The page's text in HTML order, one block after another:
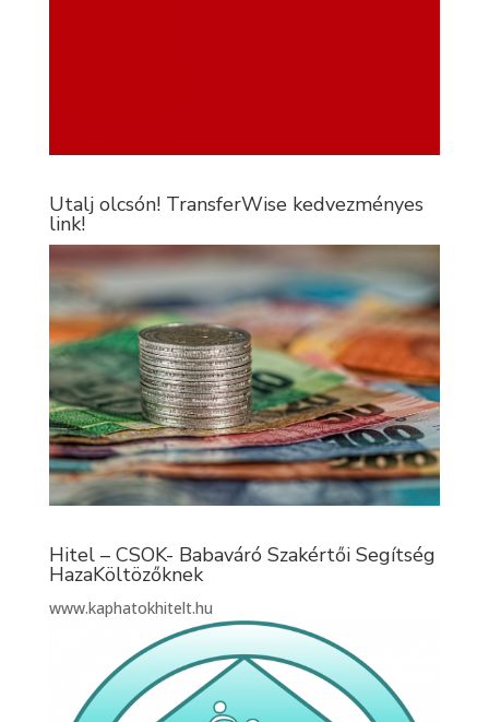
Utalj olcsón! TransferWise kedvezményes
link!
Hitel – CSOK- Babaváró Szakértői Segítség
HazaKöltözőknek
www.kaphatokhitelt.hu